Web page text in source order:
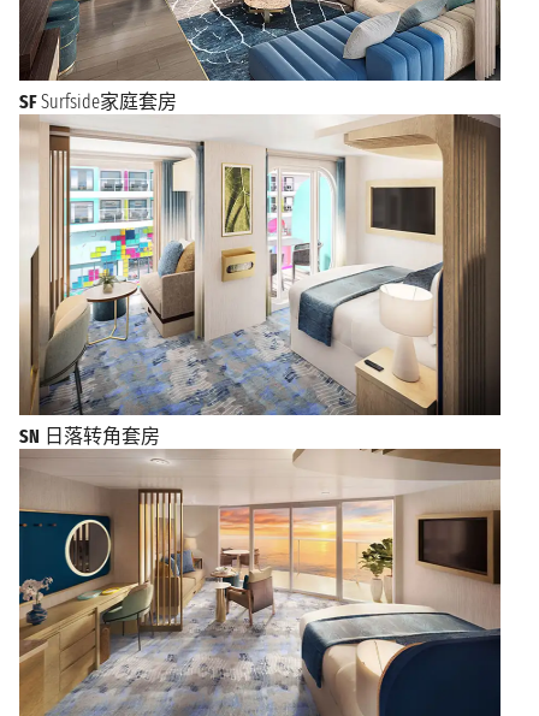
SF Surfside家庭套房
SN 日落转角套房